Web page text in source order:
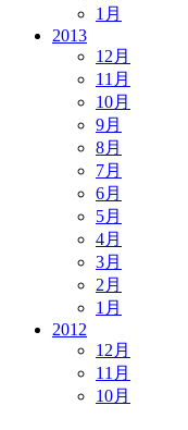
1月
2013
12月
11月
10月
9月
8月
7月
6月
5月
4月
3月
2月
1月
2012
12月
11月
10月